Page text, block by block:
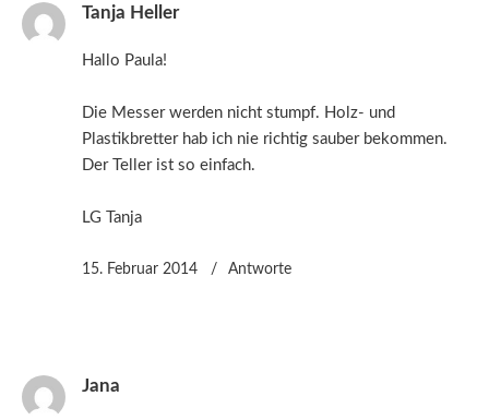
Tanja Heller
Hallo Paula!
Die Messer werden nicht stumpf. Holz- und
Plastikbretter hab ich nie richtig sauber bekommen.
Der Teller ist so einfach.
LG Tanja
15. Februar 2014 Antworte
Jana